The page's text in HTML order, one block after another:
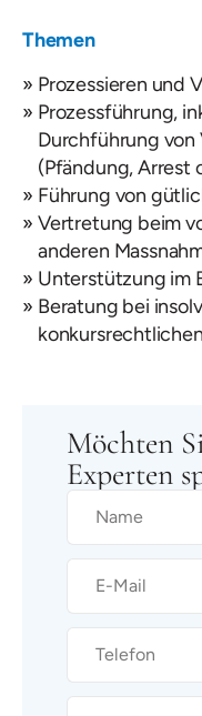
Themen
Prozessieren und
Prozessführung,
Durchführung von
(Pfändung, Arrest
Führung von
Vertretung beim
anderen
Unterstützung im
Beratung bei
Möchten
Experten